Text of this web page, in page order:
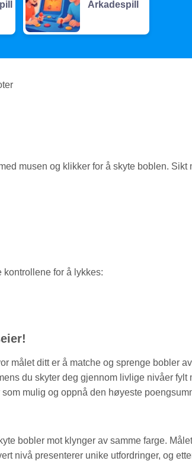
musen og klikker for å skyte boblen. Sikt
for å lykkes:
målet ditt er å matche og sprenge bobler
du skyter deg gjennom livlige nivåer fylt
mulig og oppnå den høyeste
bobler mot klynger av samme farge.
nivå presenterer unike utfordringer, og
Arkadespill